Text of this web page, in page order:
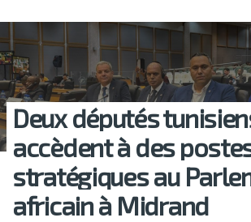
Deux députés
accèdent à des
stratégiques au
africain à Midrand